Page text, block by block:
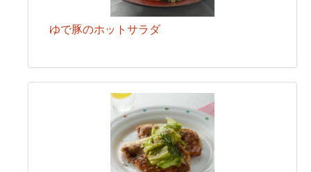
ゆで豚のホットサラダ